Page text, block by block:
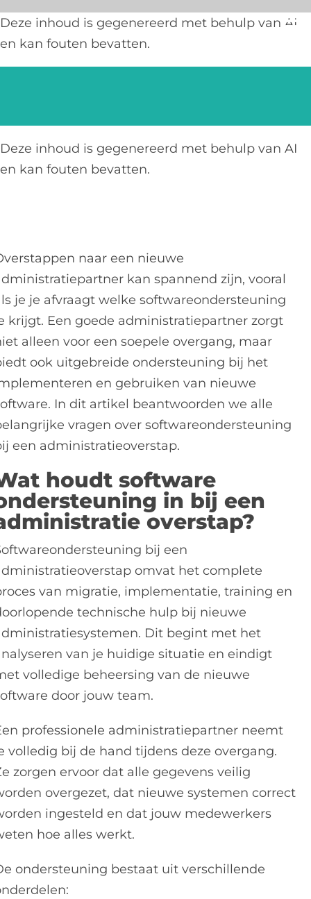
Ga
naar
inhoud
Deze inhoud is gegenereerd met behulp van AI
en kan fouten bevatten.
Deze inhoud is gegenereerd met behulp van AI
en kan fouten bevatten.
naar een nieuwe
kan spannend zijn, vooral
je je afvraagt welke softwareondersteuning
krijgt. Een goede administratiepartner zorgt
alleen voor een soepele overgang, maar
ook uitgebreide ondersteuning bij het
en gebruiken van nieuwe
In dit artikel beantwoorden we alle
vragen over softwareondersteuning
een administratieoverstap.
houdt software
in bij een
overstap?
bij een
omvat het complete
van migratie, implementatie, training en
technische hulp bij nieuwe
Dit begint met het
van je huidige situatie en eindigt
volledige beheersing van de nieuwe
door jouw team.
professionele administratiepartner neemt
volledig bij de hand tijdens deze overgang.
zorgen ervoor dat alle gegevens veilig
overgezet, dat nieuwe systemen correct
ingesteld en dat jouw medewerkers
hoe alles werkt.
ondersteuning bestaat uit verschillende